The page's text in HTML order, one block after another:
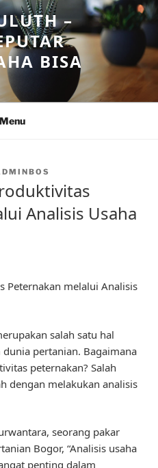
–
BISA
Menu
Analisis Usaha
Peternakan melalui Analisis
salah satu hal
pertanian. Bagaimana
peternakan? Salah
dengan melakukan analisis
seorang pakar
Bogor, “Analisis usaha
penting dalam